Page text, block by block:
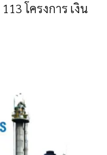
113โครงการ เงิน